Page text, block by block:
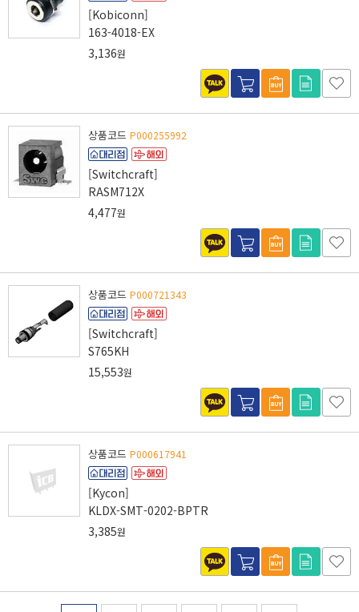
[Kobiconn]
163-4018-EX
3,136원
상품코드 P000255992
[Switchcraft]
RASM712X
4,477원
상품코드 P000721343
[Switchcraft]
S765KH
15,553원
상품코드 P000617941
[Kycon]
KLDX-SMT-0202-BPTR
3,385원